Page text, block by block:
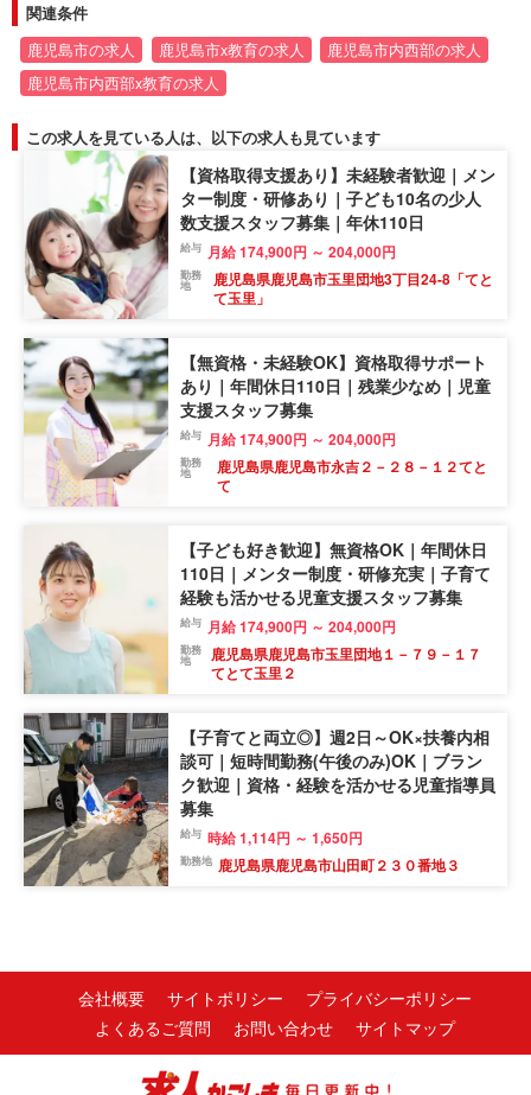
関連条件
鹿児島市の求人 鹿児島市x教育の求人
鹿児島市内西部の求人
鹿児島市内西部x教育の求人
この求人を見ている人は、以下の求人も見ています
【資格取得支援あり】未経験者歓迎｜メン
ター制度・研修あり｜子ども10名の少人
数支援スタッフ募集｜年休110日
給与 月給 174,900円 ～ 204,000円
勤務
地
鹿児島県鹿児島市玉里団地3丁目24-8「てと
て玉里」
【無資格・未経験OK】資格取得サポート
あり｜年間休日110日｜残業少なめ｜児童
支援スタッフ募集
給与 月給 174,900円 ～ 204,000円
勤務
地
鹿児島県鹿児島市永吉２－２８－１２てと
て
【子ども好き歓迎】無資格OK｜年間休日
110日｜メンター制度・研修充実｜子育て
経験も活かせる児童支援スタッフ募集
給与 月給 174,900円 ～ 204,000円
勤務
地
鹿児島県鹿児島市玉里団地１－７９－１７
てとて玉里２
【子育てと両立◎】週2日～OK×扶養内相
談可｜短時間勤務(午後のみ)OK｜ブラン
ク歓迎｜資格・経験を活かせる児童指導員
募集
給与 時給 1,114円 ～ 1,650円
勤務地 鹿児島県鹿児島市山田町２３０番地３
会社概要 サイトポリシー
プライバシーポリシー
よくあるご質問
お問い合わせ サイトマップ